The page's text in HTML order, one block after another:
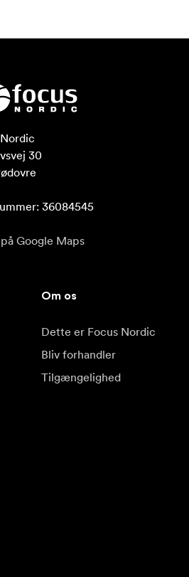
30
36084545
Google Maps
Om os
Dette er Focus Nordic
Bliv forhandler
Tilgængelighed